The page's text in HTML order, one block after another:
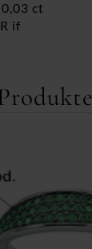
0,03 ct
R if